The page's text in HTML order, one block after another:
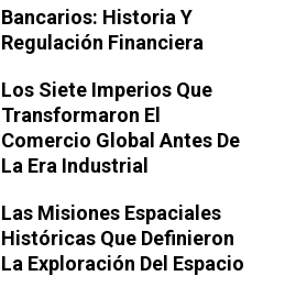
Bancarios: Historia Y
Regulación Financiera
Los Siete Imperios Que
Transformaron El
Comercio Global Antes De
La Era Industrial
Las Misiones Espaciales
Históricas Que Definieron
La Exploración Del Espacio